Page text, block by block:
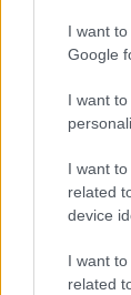
I want
Google
I want
I want
related
device
I want
related